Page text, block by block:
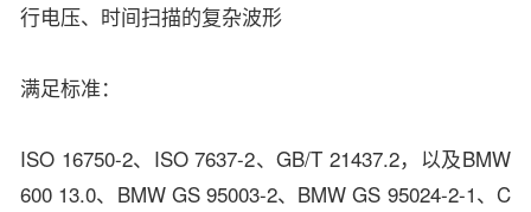
行电压、时间扫描的复杂波形
满足标准：
ISO 16750-2、ISO 7637-2、GB/T 21437.2，以及BMW
600 13.0、BMW GS 95003-2、BMW GS 95024-2-1、C